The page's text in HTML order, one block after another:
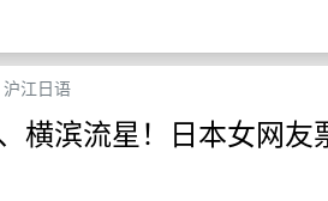
沪江日语
横滨流星！日本女网